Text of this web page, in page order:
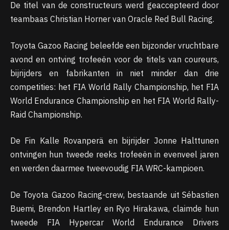
De titel van de constructeurs werd geaccepteerd door
teambaas Christian Horner van Oracle Red Bull Racing.
Toyota Gazoo Racing beleefde een bijzonder vruchtbare
avond en ontving trofeeën voor de titels van coureurs,
bijrijders en fabrikanten in niet minder dan drie
competities: het FIA World Rally Championship, het FIA
World Endurance Championship en het FIA World Rally-
Raid Championship.
De Fin Kalle Rovanperä en bijrijder Jonne Halttunen
ontvingen hun tweede reeks trofeeën in evenveel jaren
en werden daarmee tweevoudig FIA WRC-kampioen.
De Toyota Gazoo Racing-crew, bestaande uit Sébastien
Buemi, Brendon Hartley en Ryo Hirakawa, claimde hun
tweede FIA ​​Hypercar World Endurance Drivers